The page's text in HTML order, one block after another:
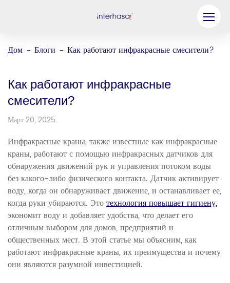
Дом - Блоги - Как работают инфракрасные смесители?
Как работают инфракрасные
смесители?
Март 20, 2025
Инфракрасные краны, также известные как инфракрасные
краны, работают с помощью инфракрасных датчиков для
обнаружения движений рук и управления потоком воды
без какого-либо физического контакта. Датчик активирует
воду, когда он обнаруживает движение, и останавливает ее,
когда руки убираются. Этотехнология повышает гигиену,
экономит воду и добавляет удобства, что делает его
отличным выбором для домов, предприятий и
общественных мест. В этой статье мы объясним, как
работают инфракрасные краны, их преимущества и почему
они являются разумной инвестицией.
Продукт
Станьте нашим партнером
Решение
Ресурсы
Связаться с нами